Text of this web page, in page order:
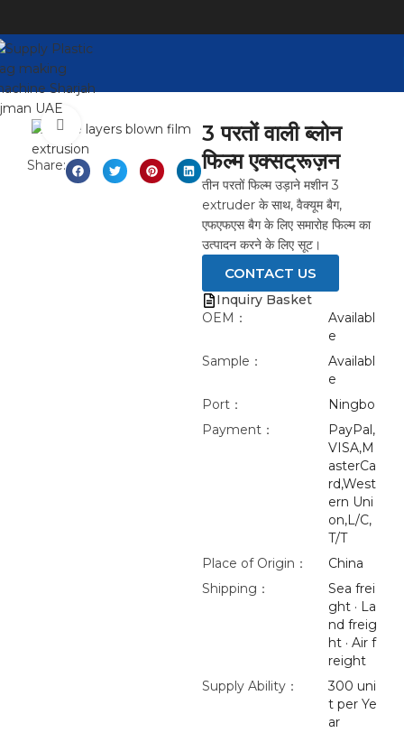
Click to enlarge
Share:
3 परतों वाली ब्लोन
फिल्म एक्सट्रूज़न
तीन परतों फिल्म उड़ाने मशीन 3
extruder के साथ, वैक्यूम बैग,
एफएफएस बैग के लिए समारोह फिल्म का
उत्पादन करने के लिए सूट।
CONTACT US
Inquiry Basket
OEM：
Availabl
e
Sample：
Availabl
e
Port：
Ningbo
Payment：
PayPal,
VISA,M
asterCa
rd,West
ern Uni
on,L/C,
T/T
Place of Origin：
China
Shipping：
Sea frei
ght · La
nd freig
ht · Air f
reight
Supply Ability：
300 uni
t per Ye
ar